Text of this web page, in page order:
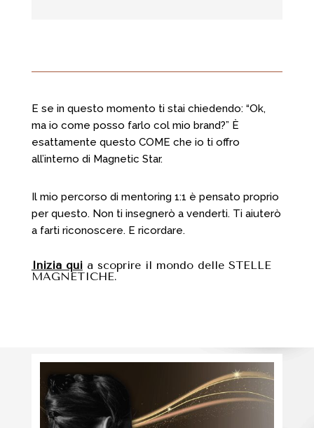
E se in questo momento ti stai chiedendo: “Ok,
ma io come posso farlo col mio brand?” È
esattamente questo COME che io ti offro
all’interno di Magnetic Star.
Il mio percorso di mentoring 1:1 è pensato proprio
per questo. Non ti insegnerò a venderti. Ti aiuterò
a farti riconoscere. E ricordare.
Inizia quia scoprire il mondo delle STELLE
MAGNETICHE.